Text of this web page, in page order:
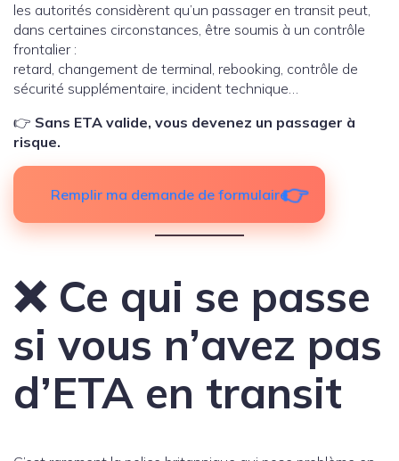
les autorités considèrent qu’un passager en transit peut,
dans certaines circonstances, être soumis à un contrôle
frontalier :
retard, changement de terminal, rebooking, contrôle de
sécurité supplémentaire, incident technique…
👉 Sans ETA valide, vous devenez un passager à
risque.
Remplir ma demande de formulaire
❌ Ce qui se passe
si vous n’avez pas
d’ETA en transit